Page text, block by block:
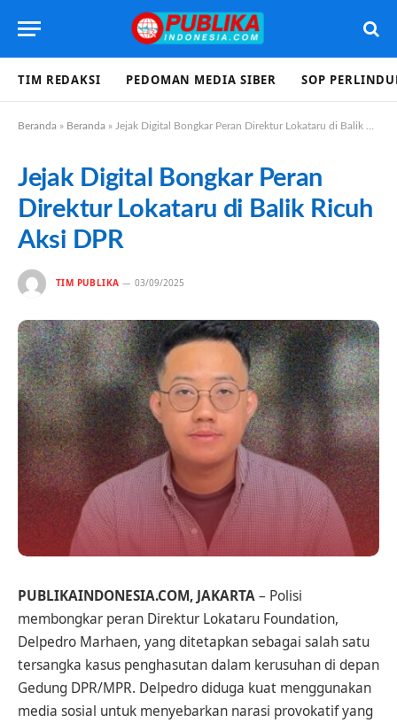
TIM REDAKSI PEDOMAN MEDIA SIBER SOP
Beranda » Beranda » Jejak Digital Bongkar Peran Direktur Lokataru di Balik Ricuh Aksi DPR
Jejak Digital Bongkar Peran
Direktur Lokataru di Balik Ricuh
Aksi DPR
TIM PUBLIKA 03/09/2025
PUBLIKAINDONESIA.COM, JAKARTA– Polisi
membongkar peran Direktur Lokataru Foundation,
Delpedro Marhaen, yang ditetapkan sebagai salah satu
tersangka kasus penghasutan dalam kerusuhan di depan
Gedung DPR/MPR. Delpedro diduga kuat menggunakan
media sosial untuk menyebarkan narasi provokatif yang